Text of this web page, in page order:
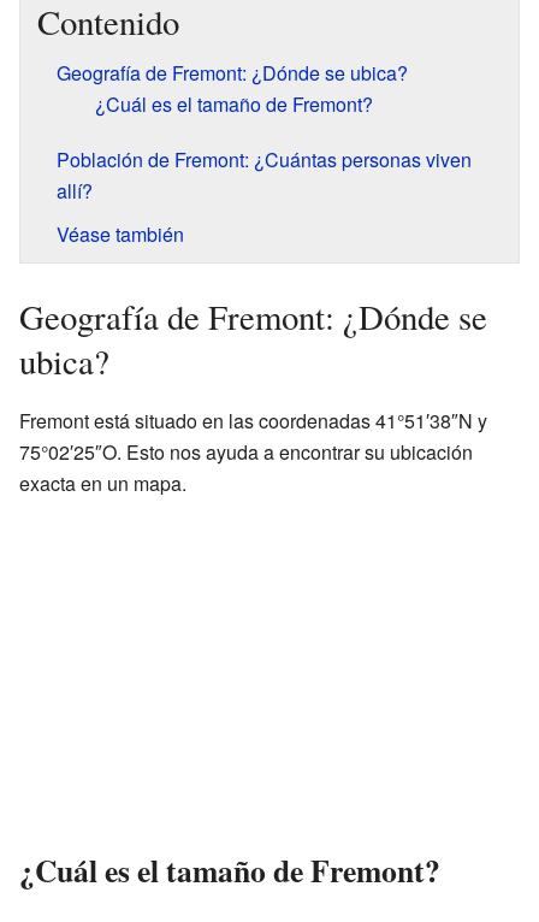
Contenido
Geografía de Fremont: ¿Dónde se ubica?
¿Cuál es el tamaño de Fremont?
Población de Fremont: ¿Cuántas personas viven
allí?
Véase también
Geografía de Fremont: ¿Dónde se
ubica?
Fremont está situado en las coordenadas 41°51′38″N y
75°02′25″O. Esto nos ayuda a encontrar su ubicación
exacta en un mapa.
¿Cuál es el tamaño de Fremont?